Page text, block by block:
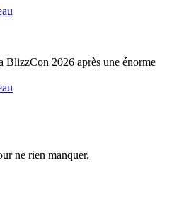
BlizzCon 2026 après une énorme
ne rien manquer.